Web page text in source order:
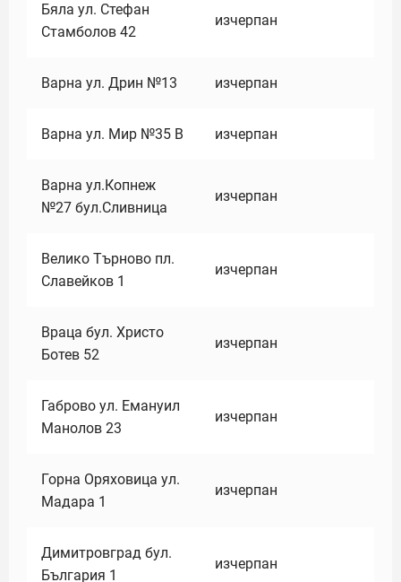
Бяла ул. Стефан
Стамболов 42
изчерпан
Варна ул. Дрин №13 изчерпан
Варна ул. Мир №35 В изчерпан
Варна ул.Копнеж
№27 бул.Сливница
изчерпан
Велико Търново пл.
Славейков 1
изчерпан
Враца бул. Христо
Ботев 52
изчерпан
Габрово ул. Емануил
Манолов 23
изчерпан
Горна Оряховица ул.
Мадара 1
изчерпан
Димитровград бул.
България 1
изчерпан